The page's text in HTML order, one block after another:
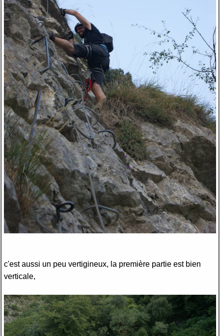
c'est aussi un peu vertigineux, la première partie est bien
verticale,